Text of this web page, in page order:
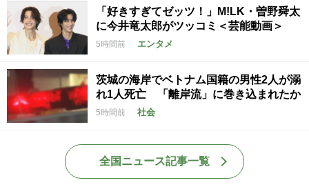
「好きすぎてゼッツ！」M!LK・曽野舜太
に今井竜太郎がツッコミ＜芸能動画＞
5時間前 エンタメ
茨城の海岸でベトナム国籍の男性2人が溺
れ1人死亡 「離岸流」に巻き込まれたか
5時間前 社会
全国ニュース記事一覧